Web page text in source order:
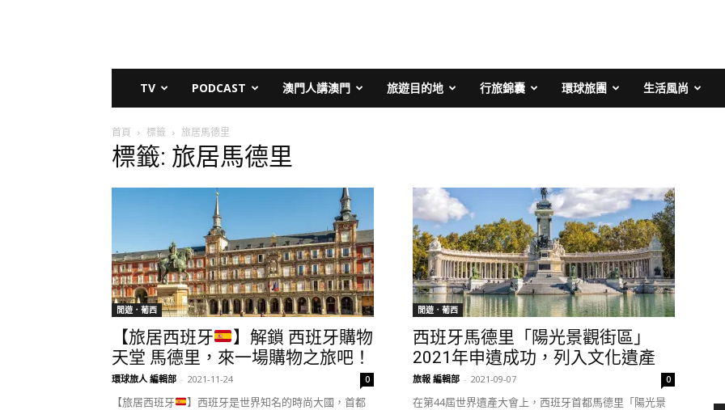
TV PODCAST 澳門人講澳門 旅遊目的地 行旅錦囊 環球旅團 生活風尚
首頁 標籤 旅居馬德里
標籤: 旅居馬德里
閒遊．葡西
【旅居西班牙
】解鎖 西班牙購物
天堂 馬德里，來一場購物之旅吧！
環球旅人 編輯部 - 2021-11-24 0
【旅居西班牙
】西班牙是世界知名的時尚大國，首都
閒遊．葡西
西班牙馬德里「陽光景觀街區」
2021年申遺成功，列入文化遺產
旅報 編輯部 - 2021-09-07 0
在第44屆世界遺產大會上，西班牙首都馬德里「陽光景